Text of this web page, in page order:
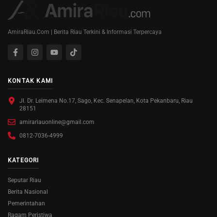
AmiraRiau.Com | Berita Riau Terkini & Informasi Terpercaya
KONTAK KAMI
Jl. Dr. Leimena No.17, Sago, Kec. Senapelan, Kota Pekanbaru, Riau
28151
amirariauonline@gmail.com
0812-7036-4999
KATEGORI
Seputar Riau
Berita Nasional
Pemerintahan
Ragam Peristiwa